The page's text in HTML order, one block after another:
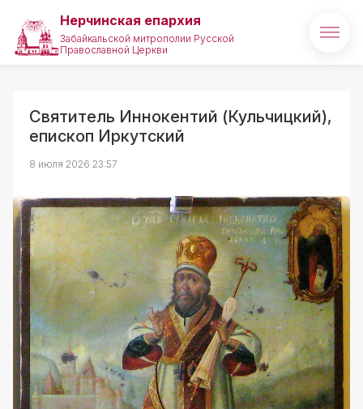
Нерчинская епархия
Забайкальской митрополии Русской
Православной Церкви
Архипастырь
Медиа
Проекты
Святые и святыни
Полезные ссылки
Контакты
Святитель Иннокентий (Кульчицкий),
епископ Иркутский
8 июля 2026 23:57